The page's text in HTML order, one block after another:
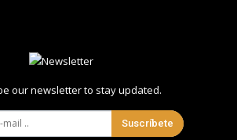
our newsletter to stay updated.
Suscríbete